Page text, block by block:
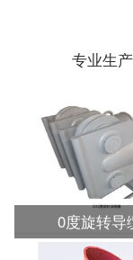
专业生
0度旋转导